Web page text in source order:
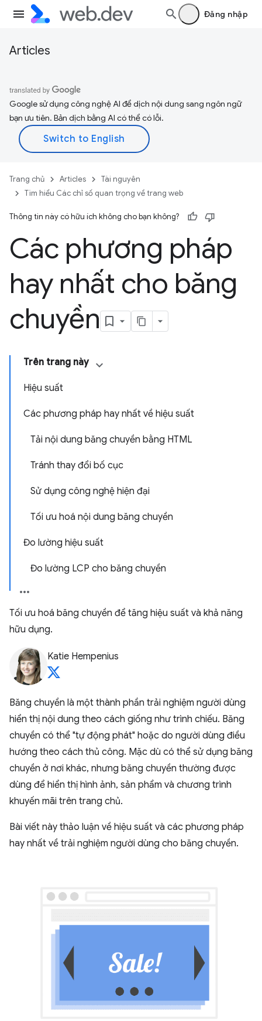
Đăng nhập
Articles
Google sử dụng công nghệ AI để dịch nội dung sang ngôn ngữ
bạn ưu tiên. Bản dịch bằng AI có thể có lỗi.
Trang chủ Articles
Tài nguyên
Tìm hiểu Các chỉ số quan trọng về trang web
Thông tin này có hữu ích không cho bạn không?
Các phương pháp
hay nhất cho băng
chuyền
Trên trang này
Hiệu suất
Các phương pháp hay nhất về hiệu suất
Tải nội dung băng chuyền bằng HTML
Tránh thay đổi bố cục
Sử dụng công nghệ hiện đại
Tối ưu hoá nội dung băng chuyền
Đo lường hiệu suất
Đo lường LCP cho băng chuyền
Tối ưu hoá băng chuyền để tăng hiệu suất và khả năng
hữu dụng.
Katie Hempenius
Băng chuyền là một thành phần trải nghiệm người dùng
hiển thị nội dung theo cách giống như trình chiếu. Băng
chuyền có thể "tự động phát" hoặc do người dùng điều
hướng theo cách thủ công. Mặc dù có thể sử dụng băng
chuyền ở nơi khác, nhưng băng chuyền thường được
dùng để hiển thị hình ảnh, sản phẩm và chương trình
khuyến mãi trên trang chủ.
Bài viết này thảo luận về hiệu suất và các phương pháp
hay nhất về trải nghiệm người dùng cho băng chuyền.